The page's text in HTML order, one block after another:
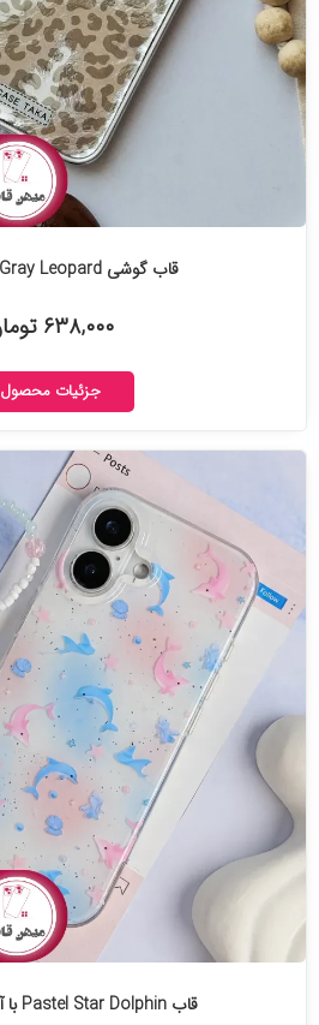
قاب گوشی Gray Leopard کد-۲۰۲۰۰۷
۶۳۸,۰۰۰ تومان
جزئیات محصول
قاب Pastel Star Dolphin با آویز کد-۲۰۱۹۸۳